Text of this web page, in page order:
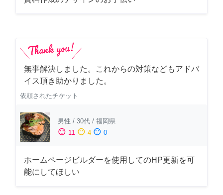
無事解決しました。これからの対策などもアドバ
イス頂き助かりました。
依頼されたチケット
男性 / 30代 / 福岡県
sentiment_satisfied 11 sentiment_neutral 4 sentiment_dissatisfied 0
ホームページビルダーを使用してのHP更新を可
能にしてほしい